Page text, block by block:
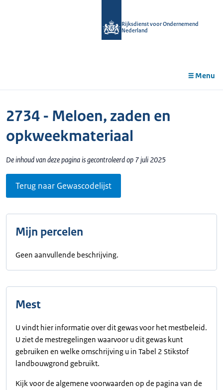
Rijksdienst voor Ondernemend
Nederland
Menu
2734 - Meloen, zaden en
opkweekmateriaal
De inhoud van deze pagina is gecontroleerd op 7 juli 2025
Terug naar Gewascodelijst
Mijn percelen
Geen aanvullende beschrijving.
Mest
U vindt hier informatie over dit gewas voor het mestbeleid.
U ziet de mestregelingen waarvoor u dit gewas kunt
gebruiken en welke omschrijving u in Tabel 2 Stikstof
landbouwgrond gebruikt.
Kijk voor de algemene voorwaarden op de pagina van de